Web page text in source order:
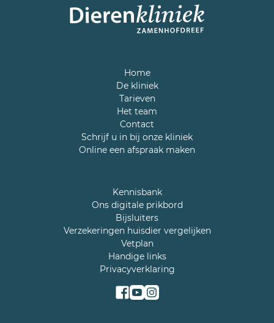
Home
De kliniek
Tarieven
Het team
Contact
Schrijf u in bij onze kliniek
Online een afspraak maken
Kennisbank
Ons digitale prikbord
Bijsluiters
Verzekeringen huisdier vergelijken
Vetplan
Handige links
Privacyverklaring